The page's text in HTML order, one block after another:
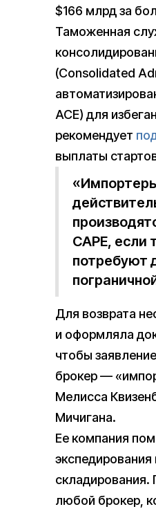
$166 млрд за
Таможенная
(Consolidated
ACE) для
рекомендует
выплаты
CAPE,
потребуют
Для возврата
и оформляла
чтобы
брокер —
Мелисса
Мичигана.
Ее компания
складирования.
любой брокер,